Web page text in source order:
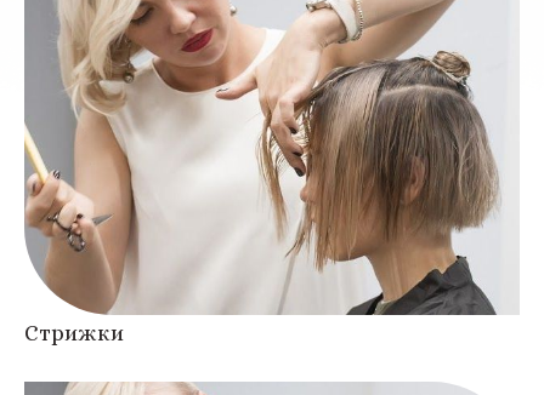
Стрижки